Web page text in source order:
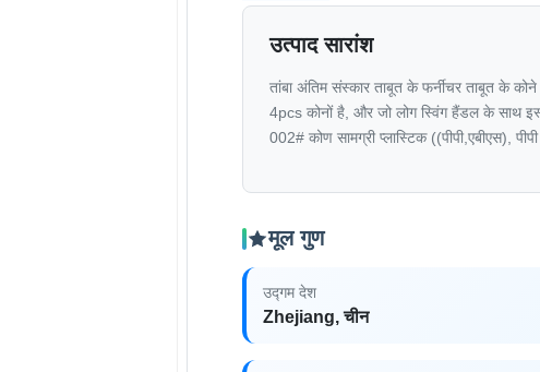
उत्पाद सारांश
तांबा अंतिम संस्कार ताबूत के फर्नीचर ताबूत के
4pcs कोनों है, और जो लोग स्विंग हैंडल के साथ
002# कोण सामग्री प्लास्टिक ((पीपी,एबीएस), पीपी
मूल गुण
उद्गम देश
Zhejiang, चीन